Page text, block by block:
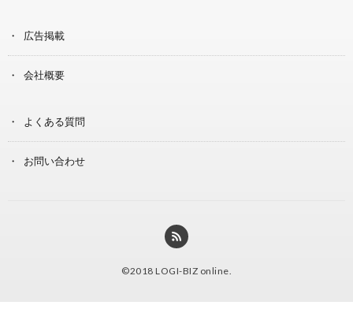
広告掲載
会社概要
よくある質問
お問い合わせ
©2018 LOGI-BIZ online.